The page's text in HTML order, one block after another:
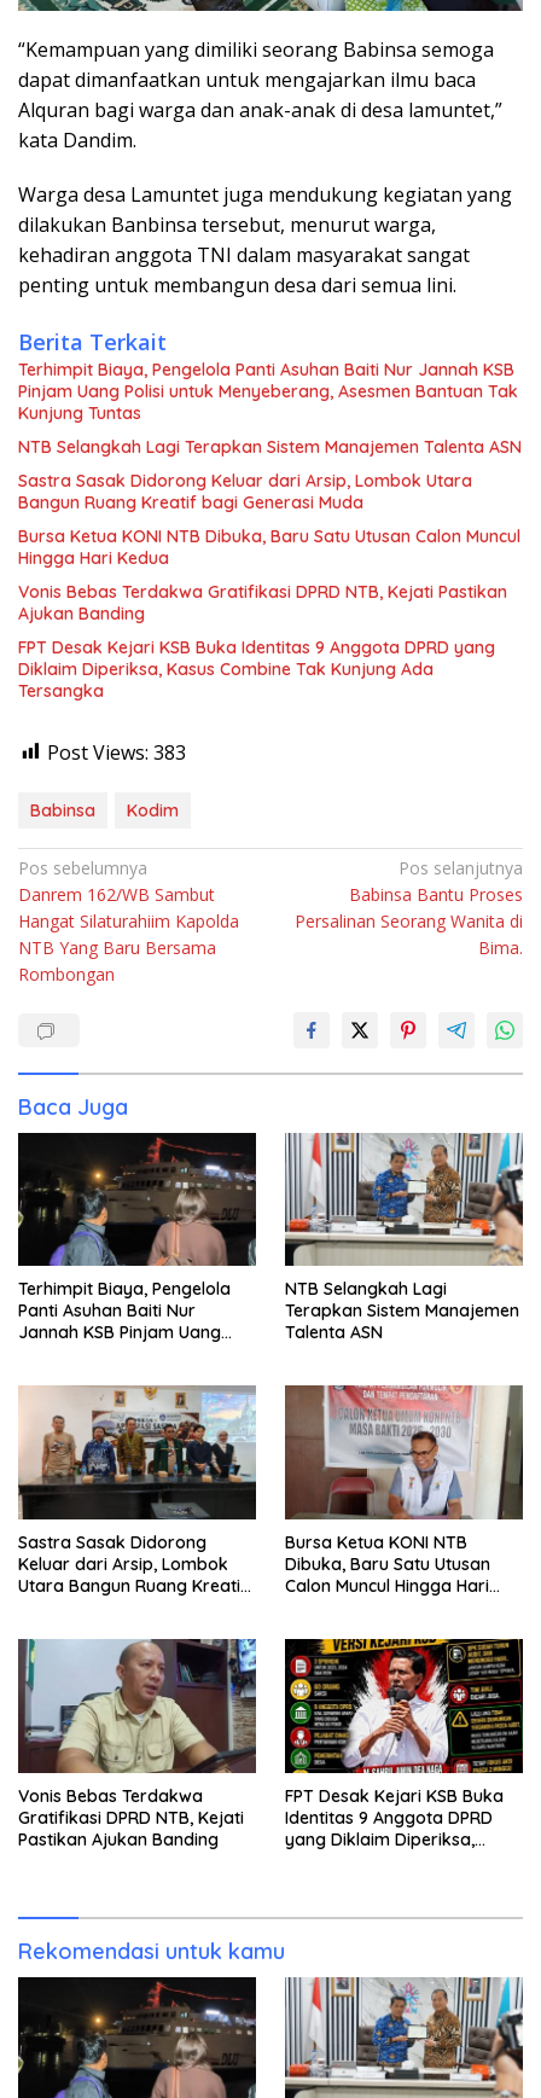
“Kemampuan yang dimiliki seorang Babinsa semoga
dapat dimanfaatkan untuk mengajarkan ilmu baca
Alquran bagi warga dan anak-anak di desa lamuntet,”
kata Dandim.
Warga desa Lamuntet juga mendukung kegiatan yang
dilakukan Banbinsa tersebut, menurut warga,
kehadiran anggota TNI dalam masyarakat sangat
penting untuk membangun desa dari semua lini.
Berita Terkait
Terhimpit Biaya, Pengelola Panti Asuhan Baiti Nur Jannah KSB
Pinjam Uang Polisi untuk Menyeberang, Asesmen Bantuan Tak
Kunjung Tuntas
NTB Selangkah Lagi Terapkan Sistem Manajemen Talenta ASN
Sastra Sasak Didorong Keluar dari Arsip, Lombok Utara
Bangun Ruang Kreatif bagi Generasi Muda
Bursa Ketua KONI NTB Dibuka, Baru Satu Utusan Calon Muncul
Hingga Hari Kedua
Vonis Bebas Terdakwa Gratifikasi DPRD NTB, Kejati Pastikan
Ajukan Banding
FPT Desak Kejari KSB Buka Identitas 9 Anggota DPRD yang
Diklaim Diperiksa, Kasus Combine Tak Kunjung Ada
Tersangka
Post Views: 383
Babinsa Kodim
Navigasi
pos
Pos sebelumnya
Danrem 162/WB Sambut
Hangat Silaturahiim Kapolda
NTB Yang Baru Bersama
Rombongan
Pos selanjutnya
Babinsa Bantu Proses
Persalinan Seorang Wanita di
Bima.
Baca Juga
Terhimpit Biaya, Pengelola
Panti Asuhan Baiti Nur
Jannah KSB Pinjam Uang
Kunjung Tuntas
NTB Selangkah Lagi
Terapkan Sistem Manajemen
Talenta ASN
Sastra Sasak Didorong
Keluar dari Arsip, Lombok
Utara Bangun Ruang Kreatif
Bursa Ketua KONI NTB
Dibuka, Baru Satu Utusan
Calon Muncul Hingga Hari
Vonis Bebas Terdakwa
Gratifikasi DPRD NTB, Kejati
Pastikan Ajukan Banding
FPT Desak Kejari KSB Buka
Identitas 9 Anggota DPRD
yang Diklaim Diperiksa,
Rekomendasi untuk kamu